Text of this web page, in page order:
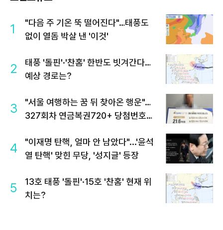
1
"다음 주 기온 뚝 떨어진다"…태풍도
없이 열돔 박살 낸 '이것'
2
태풍 '돌핀'·'찬홈' 한반도 빗겨간다…
예상 경로는?
3
"서울 여행하는 꿈 뒤 찾아온 행운"…
327회차 연금복권720+ 당첨번호조
4
"이재명 탄핵, 얼마 안 남았다"...'윤석
열 탄핵' 맞힌 무당, '성지글' 등장
5
13호 태풍 '돌핀'·15호 '찬홈' 현재 위
치는?